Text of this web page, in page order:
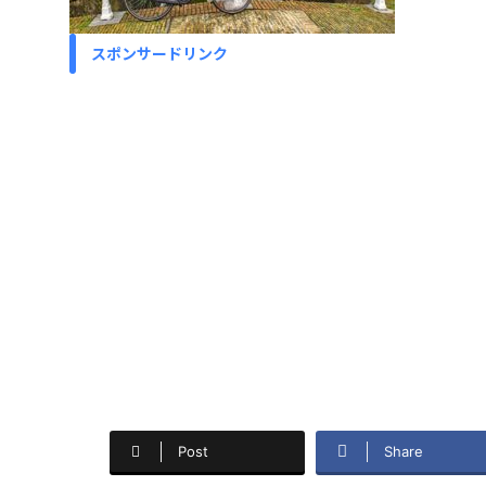
スポンサードリンク
Post Share